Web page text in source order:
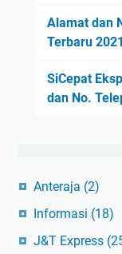
Alamat dan
Terbaru 2021
SiCepat
dan No.
Anteraja (2)
Informasi (18)
J&T Express